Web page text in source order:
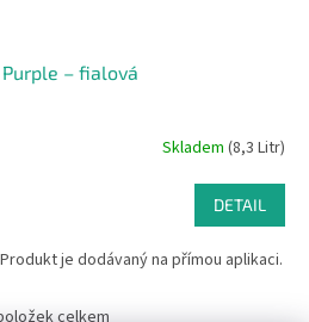
Purple – fialová
Skladem (8,3 Litr)
DETAIL
je dodávaný na přímou aplikaci.